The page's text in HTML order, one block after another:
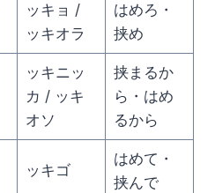
ッキョ /
ッキオラ
はめろ・
挟め
ッキニッ
カ / ッキ
オソ
挟まるか
ら・はめ
るから
ッキゴ
はめて・
挟んで